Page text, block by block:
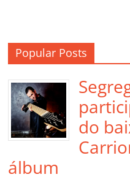
Popular Posts
do
álbum